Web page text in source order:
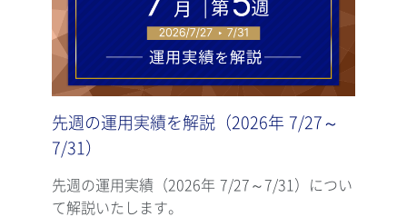
先週の運用実績を解説（2026年 7/27～
7/31）
先週の運用実績（2026年 7/27～7/31）につい
て解説いたします。